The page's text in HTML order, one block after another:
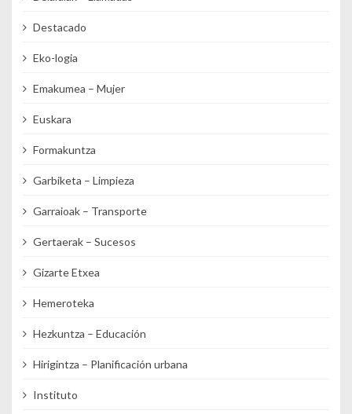
Destacado
Eko-logia
Emakumea – Mujer
Euskara
Formakuntza
Garbiketa – Limpieza
Garraioak – Transporte
Gertaerak – Sucesos
Gizarte Etxea
Hemeroteka
Hezkuntza – Educación
Hirigintza – Planificación urbana
Instituto